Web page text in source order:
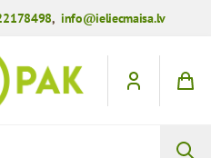
, info@ieliecmaisa.lv